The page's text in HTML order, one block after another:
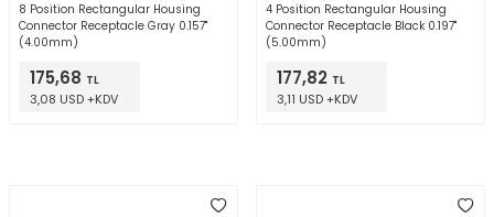
8 Position Rectangular Housing
Connector Receptacle Gray 0.157"
(4.00mm)
175,68 TL
3,08 USD +KDV
4 Position Rectangular Housing
Connector Receptacle Black 0.197"
(5.00mm)
177,82 TL
3,11 USD +KDV